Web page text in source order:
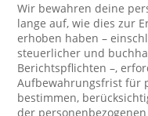
Wir bewahren deine
lange auf, wie dies zur
erhoben haben –
steuerlicher und
Berichtspflichten –,
Aufbewahrungsfrist für
bestimmen,
der